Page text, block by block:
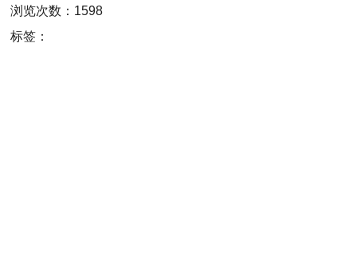
浏览次数：1598
标签：